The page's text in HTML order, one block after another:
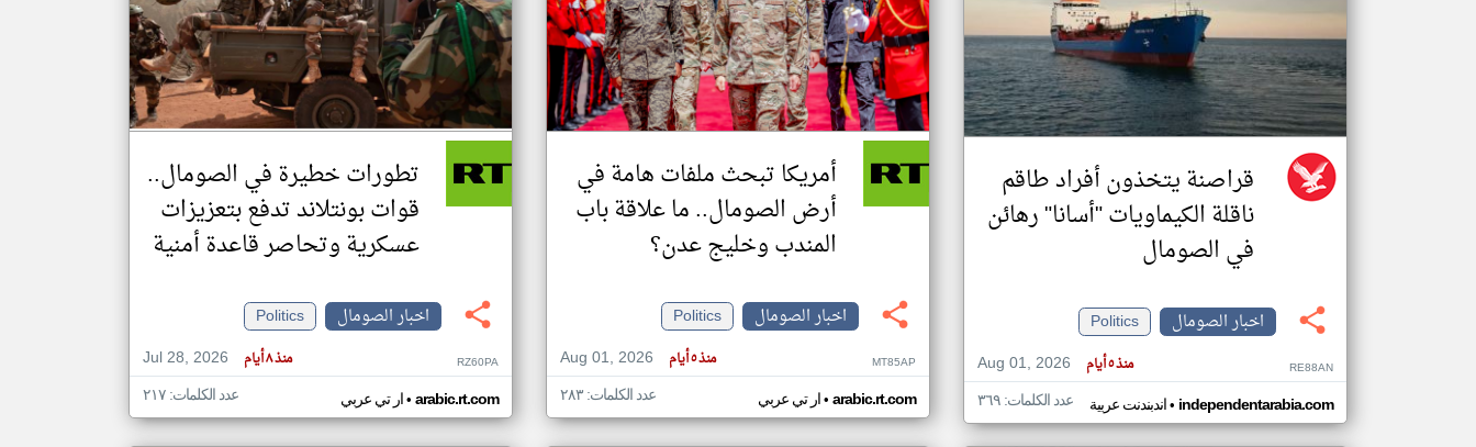
تغيير الدولة
مصادر الأخبار من الصومال
اخبار الصومال على مدار الساعة
أهم اخبار الصومال العاجلة والمباشرة
قراصنة يتخذون أفراد طاقم
ناقلة الكيماويات "أسانا" رهائن
في الصومال
اخبار الصومال
Politics
Aug 01, 2026
منذ ٥ أيام RE88AN
اندبندنت عربية• independentarabia.com عدد الكلمات: ٣٦٩
أمريكا تبحث ملفات هامة في
أرض الصومال.. ما علاقة باب
المندب وخليج عدن؟
اخبار الصومال
Politics
Aug 01, 2026
منذ ٥ أيام MT85AP
ار تي عربي• arabic.rt.com عدد الكلمات: ٢٨٣
تطورات خطيرة في الصومال..
قوات بونتلاند تدفع بتعزيزات
عسكرية وتحاصر قاعدة أمنية
اخبار الصومال
Politics
Jul 28, 2026
منذ ٨ أيام RZ60PA
ار تي عربي• arabic.rt.com عدد الكلمات: ٢١٧
klyoum.com